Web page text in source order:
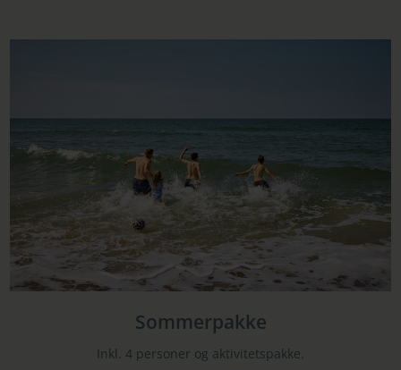
Sommerpakke
Inkl. 4 personer og aktivitetspakke.